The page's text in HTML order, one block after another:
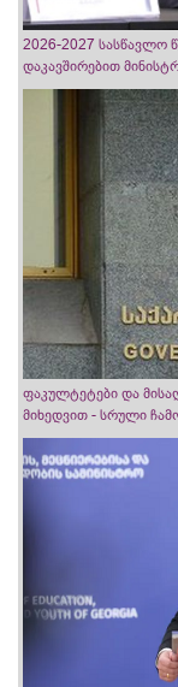
2026-2027 სასწავლო
დაკავშირებით
ფაკულტეტები და
მიხედვით - სრული